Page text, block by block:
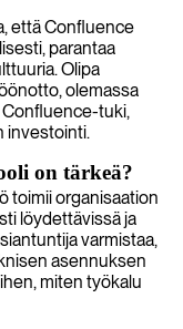
että Confluence
parantaa
Olipa
olemassa
tuki,
investointi.
on tärkeä?
toimii organisaation
löydettävissä ja
varmistaa,
asennuksen
miten työkalu